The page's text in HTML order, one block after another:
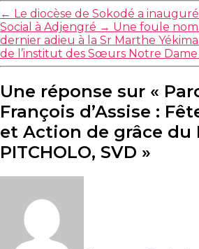
← Le diocèse de Sokodé a
Social à Adjengré → Une foule
dernier adieu à la Sr Marthe
de l’institut des Sœurs Notre
Une réponse sur «
François d’Assise :
et Action de grâce du
PITCHOLO, SVD »